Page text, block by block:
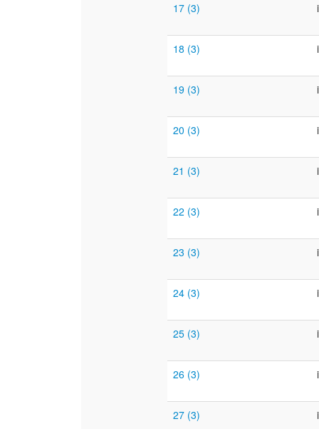
17 (3)
18 (3)
19 (3)
20 (3)
21 (3)
22 (3)
23 (3)
24 (3)
25 (3)
26 (3)
27 (3)